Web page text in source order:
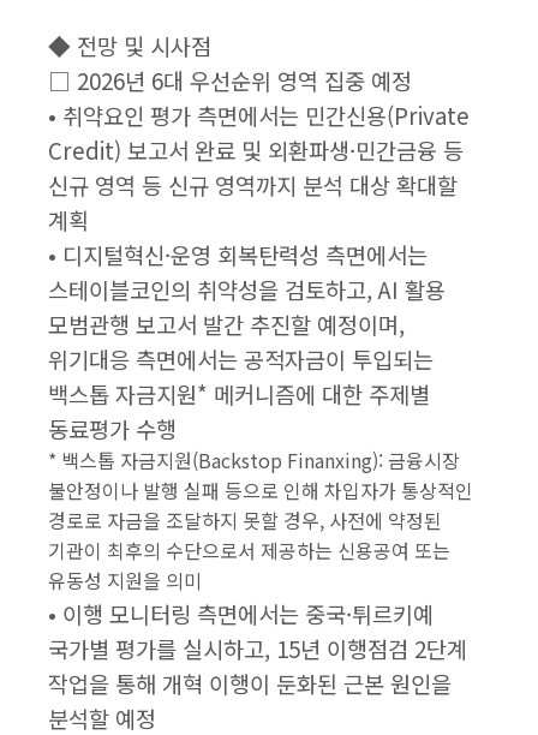
◆ 전망 및 시사점
□ 2026년 6대 우선순위 영역 집중 예정
• 취약요인 평가 측면에서는 민간신용(Private
Credit) 보고서 완료 및 외환파생·민간금융 등
신규 영역 등 신규 영역까지 분석 대상 확대할
계획
• 디지털혁신·운영 회복탄력성 측면에서는
스테이블코인의 취약성을 검토하고, AI 활용
모범관행 보고서 발간 추진할 예정이며,
위기대응 측면에서는 공적자금이 투입되는
백스톱 자금지원* 메커니즘에 대한 주제별
동료평가 수행
* 백스톱 자금지원(Backstop Finanxing): 금융시장
불안정이나 발행 실패 등으로 인해 차입자가 통상적인
경로로 자금을 조달하지 못할 경우, 사전에 약정된
기관이 최후의 수단으로서 제공하는 신용공여 또는
유동성 지원을 의미
• 이행 모니터링 측면에서는 중국·튀르키예
국가별 평가를 실시하고, 15년 이행점검 2단계
작업을 통해 개혁 이행이 둔화된 근본 원인을
분석할 예정